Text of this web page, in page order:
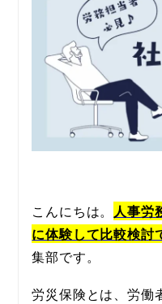
e
b
o
o
k
こんにちは。 人事労
に体験して比較検
集部です。
労災保険とは、労働